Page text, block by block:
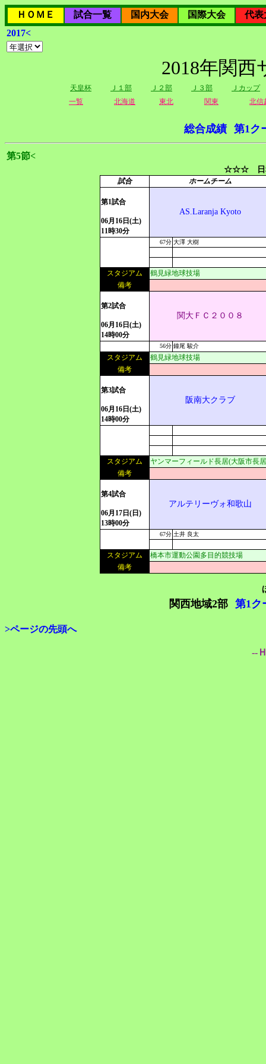
ＨＯＭＥ 試合一覧 国内大会 国際大会
代表
2017<
2018年関
天皇杯 Ｊ１部 Ｊ２部 Ｊ３部
Ｊカップ
一覧
北海道 東北 関東 北信
総合成績 第1ク
第5節<
☆☆☆ 日
試合 ホームチーム
第1試合
06月16日(土)
11時30分
AS.Laranja Kyoto
67分 大澤 大樹
スタジアム
鶴見緑地球技場
備考
第2試合
06月16日(土)
14時00分
関大ＦＣ２００８
56分 鐘尾 駿介
スタジアム
鶴見緑地球技場
備考
第3試合
06月16日(土)
14時00分
阪南大クラブ
スタジアム
ヤンマーフィールド長居(大阪市長
備考
第4試合
06月17日(日)
13時00分
アルテリーヴォ和歌山
67分 土井 良太
スタジアム
橋本市運動公園多目的競技場
備考
関西地域2部 第1ク
>ページの先頭へ
--